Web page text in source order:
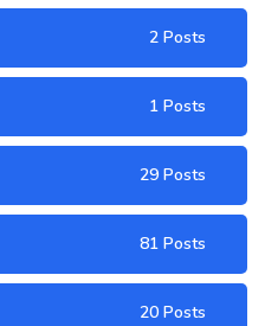
2 Posts
1 Posts
29 Posts
81 Posts
20 Posts